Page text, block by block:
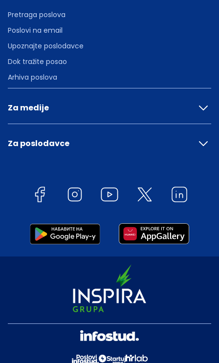
Pretraga poslova
Poslovi na email
Upoznajte poslodavce
Dok tražite posao
Arhiva poslova
Za medije
Za poslodavce